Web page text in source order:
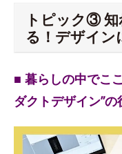
トピック③
る！デザイン
■ 暮らしの中でこ
ダクトデザイン”